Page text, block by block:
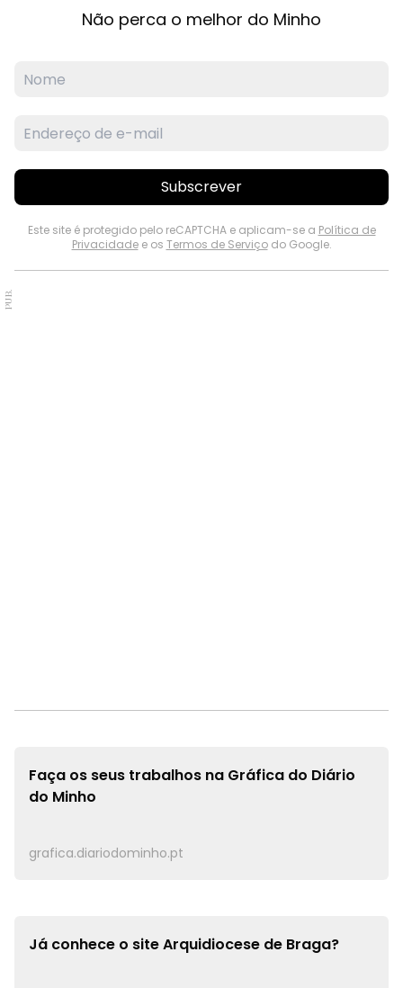
Não perca o melhor do Minho
Subscrever
Este site é protegido pelo reCAPTCHA e aplicam-se a Política de
Privacidadee os Termos de Serviçodo Google.
PUB.
Faça os seus trabalhos na Gráfica do Diário
do Minho
grafica.diariodominho.pt
Já conhece o siteArquidiocese de Braga?